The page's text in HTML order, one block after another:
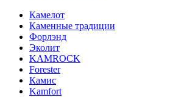
Камелот
Каменные традиции
Форлэнд
Эколит
KAMROCK
Forester
Камис
Kamfort